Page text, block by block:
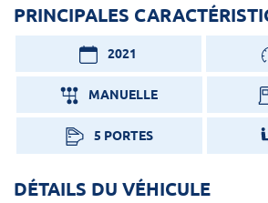
PRINCIPALES
2021
MANUELLE
5 PORTES
DÉTAILS DU VÉHICULE